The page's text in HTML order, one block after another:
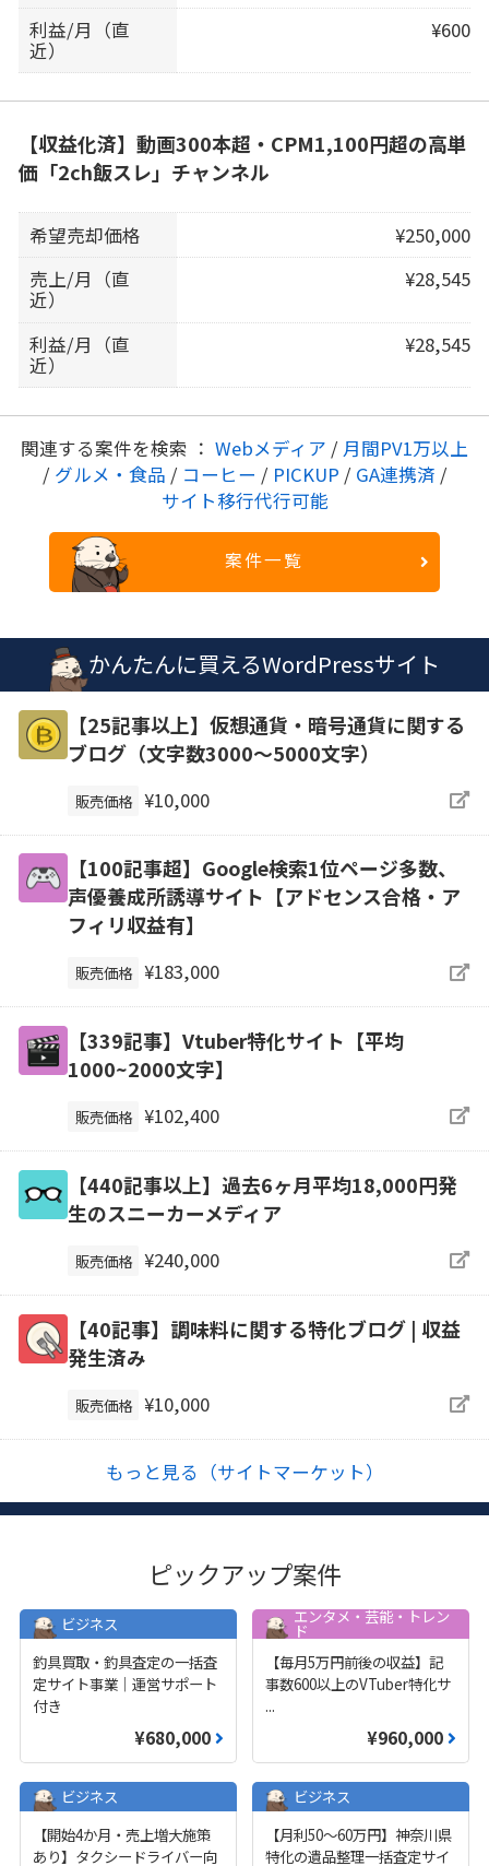
利益/月（直
近）
¥600
【収益化済】動画300本超・CPM1,100円超の高単
価「2ch飯スレ」チャンネル
希望売却価格
¥250,000
売上/月（直
近）
¥28,545
利益/月（直
近）
¥28,545
関連する案件を検索 ： Webメディア / 月間PV1万以上
/ グルメ・食品 / コーヒー / PICKUP / GA連携済 /
サイト移行代行可能
案件一覧
かんたんに買えるWordPressサイト
【25記事以上】仮想通貨・暗号通貨に関する
ブログ（文字数3000～5000文字）
販売価格 ¥10,000
【100記事超】Google検索1位ページ多数、
声優養成所誘導サイト【アドセンス合格・ア
フィリ収益有】
販売価格 ¥183,000
【339記事】Vtuber特化サイト【平均
1000~2000文字】
販売価格 ¥102,400
【440記事以上】過去6ヶ月平均18,000円発
生のスニーカーメディア
販売価格 ¥240,000
【40記事】調味料に関する特化ブログ | 収益
発生済み
販売価格 ¥10,000
もっと見る（サイトマーケット）
ピックアップ案件
ビジネス
釣具買取・釣具査定の一括査
定サイト事業｜運営サポート
付き
¥680,000
エンタメ・芸能・トレン
ド
【毎月5万円前後の収益】記
事数600以上のVTuber特化サ
...
¥960,000
ビジネス
【開始4か月・売上増大施策
あり】タクシードライバー向
ビジネス
【月利50〜60万円】神奈川県
特化の遺品整理一括査定サイ